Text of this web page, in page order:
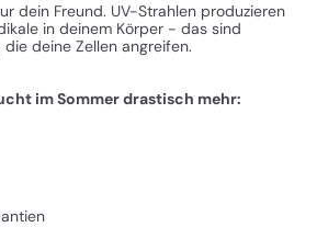
dein Freund. UV-Strahlen produzieren
in deinem Körper - das sind
deine Zellen angreifen.
im Sommer drastisch mehr: